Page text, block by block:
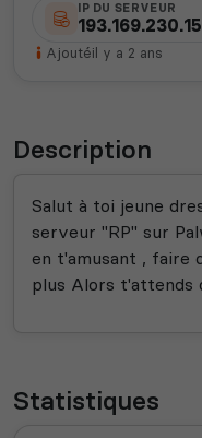
IP DU SERVEUR
Ajoutéil y a 2 ans
Description
Salut à toi jeune
serveur "RP" sur
en t'amusant , faire
plus Alors t'attends
Statistiques